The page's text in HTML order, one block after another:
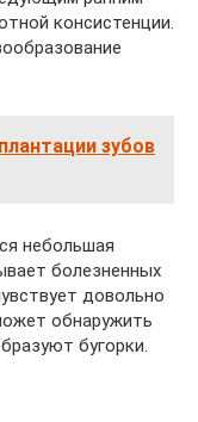
консистенции.
зубов
небольшая
болезненных
довольно
обнаружить
бугорки.